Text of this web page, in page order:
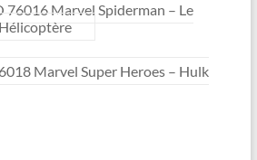
76016 Marvel Spiderman – Le
Marvel Super Heroes – Hulk